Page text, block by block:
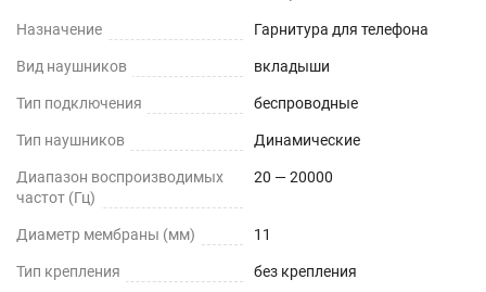
Назначение Гарнитура для телефона
Вид наушников вкладыши
Тип подключения беспроводные
Тип наушников Динамические
Диапазон воспроизводимых
частот (Гц)
20 — 20000
Диаметр мембраны (мм) 11
Тип крепления без крепления